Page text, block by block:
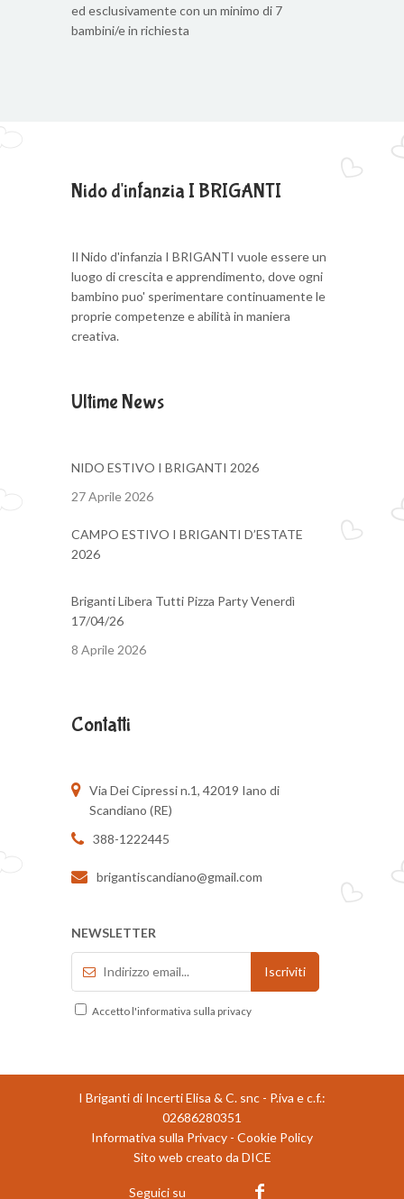
ed esclusivamente con un minimo di 7
bambini/e in richiesta
Nido d'infanzia I BRIGANTI
Il Nido d'infanzia I BRIGANTI vuole essere un
luogo di crescita e apprendimento, dove ogni
bambino puo' sperimentare continuamente le
proprie competenze e abilità in maniera
creativa.
Ultime News
NIDO ESTIVO I BRIGANTI 2026
27 Aprile 2026
CAMPO ESTIVO I BRIGANTI D’ESTATE
2026
Briganti Libera Tutti Pizza Party Venerdì
17/04/26
8 Aprile 2026
Contatti
Via Dei Cipressi n.1, 42019 Iano di
Scandiano (RE)
388-1222445
brigantiscandiano@gmail.com
NEWSLETTER
Accetto l'informativa sulla privacy
I Briganti di Incerti Elisa & C. snc - P.iva e c.f.:
02686280351
Informativa sulla Privacy - Cookie Policy
Sito web creato da DICE
Seguici su